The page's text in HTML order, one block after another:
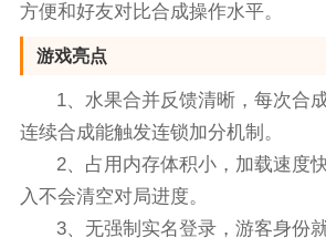
方便和好友对比合成操作水平。
游戏亮点
1、水果合并反馈清晰，每次合
连续合成能触发连锁加分机制。
2、占用内存体积小，加载速度
入不会清空对局进度。
3、无强制实名登录，游客身份